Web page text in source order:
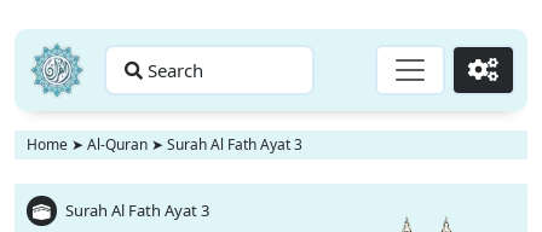
Search Go
Home ➤ Al-Quran ➤ Surah Al Fath Ayat 3
Surah Al Fath Ayat 3